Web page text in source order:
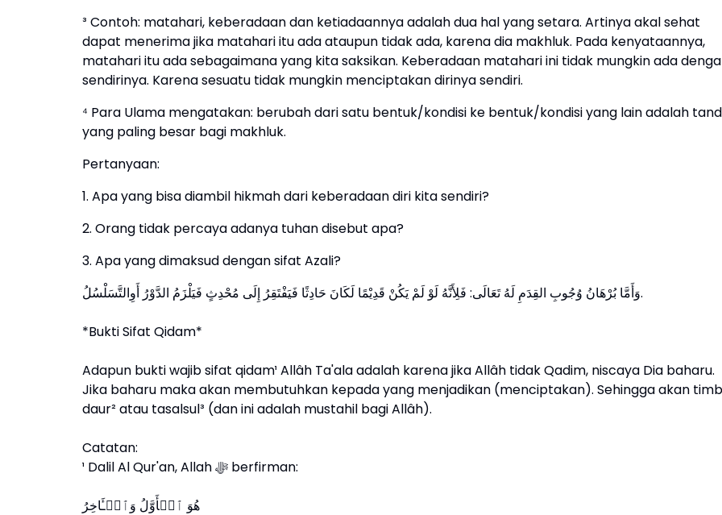
³ Contoh: matahari, keberadaan dan ketiadaannya adalah dua hal yang setara. Artinya akal sehat
dapat menerima jika matahari itu ada ataupun tidak ada, karena dia makhluk. Pada kenyataannya,
matahari itu ada sebagaimana yang kita saksikan. Keberadaan matahari ini tidak mungkin ada
sendirinya. Karena sesuatu tidak mungkin menciptakan dirinya sendiri.
⁴ Para Ulama mengatakan: berubah dari satu bentuk/kondisi ke bentuk/kondisi yang lain adalah
yang paling besar bagi makhluk.
Pertanyaan:
1. Apa yang bisa diambil hikmah dari keberadaan diri kita sendiri?
2. Orang tidak percaya adanya tuhan disebut apa?
3. Apa yang dimaksud dengan sifat Azali?
وَأَمَّا بُرْهَانُ وُجُوبِ القِدَمِ لَهُ تَعَالَى: فَلِأَنَّهُ لَوْ لَمْ يَكُنْ قَدِيْمًا لَكَانَ حَادِثًا فَيَفْتَقِرُ إِلَى مُحْدِثٍ فَيَلْزَمُ الدَّوْرُ أَوِالتَّسَلْسُلُ.
*Bukti Sifat Qidam*
Adapun bukti wajib sifat qidam¹ Allâh Ta'ala adalah karena jika Allâh tidak Qadim, niscaya Dia baharu.
Jika baharu maka akan membutuhkan kepada yang menjadikan (menciptakan). Sehingga akan
daur² atau tasalsul³ (dan ini adalah mustahil bagi Allâh).
Catatan:
¹ Dalil Al Qur'an, Allah ﷻ berfirman: